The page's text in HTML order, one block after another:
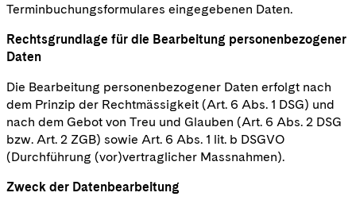
Terminbuchungsformulares eingegebenen Daten.
Rechtsgrundlage für die Bearbeitung personenbezogener
Daten
Die Bearbeitung personenbezogener Daten erfolgt nach
dem Prinzip der Rechtmässigkeit (Art. 6 Abs. 1 DSG) und
nach dem Gebot von Treu und Glauben (Art. 6 Abs. 2 DSG
bzw. Art. 2 ZGB) sowie Art. 6 Abs. 1 lit. b DSGVO
(Durchführung (vor)vertraglicher Massnahmen).
Zweck der Datenbearbeitung